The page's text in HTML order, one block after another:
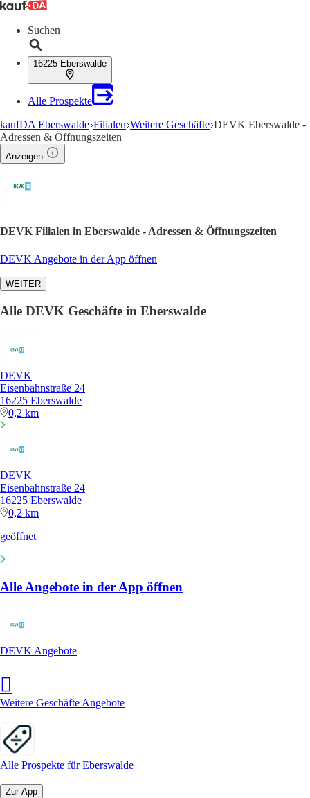
Suchen
16225 Eberswalde
Alle Prospekte
kaufDA Eberswalde Filialen Weitere Geschäfte DEVK Eberswalde -
Adressen & Öffnungszeiten
Anzeigen
DEVK Filialen in Eberswalde - Adressen & Öffnungszeiten
DEVK Angebote in der App öffnen
WEITER
Alle DEVK Geschäfte in Eberswalde
DEVK
Eisenbahnstraße 24
16225 Eberswalde
0,2 km
DEVK
Eisenbahnstraße 24
16225 Eberswalde
0,2 km
geöffnet
Alle Angebote in der App öffnen
DEVK Angebote
Weitere Geschäfte Angebote
Alle Prospekte für Eberswalde
Zur App